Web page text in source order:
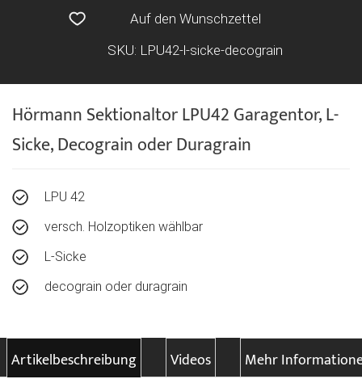
Hörmann Sektionaltor LPU42 Garagentor, L-
Sicke, Decograin oder Duragrain
Auf den Wunschzettel
SKU: LPU42-l-sicke-decograin
LPU 42
versch. Holzoptiken wählbar
L-Sicke
decograin oder duragrain
Artikelbeschreibung Videos Mehr